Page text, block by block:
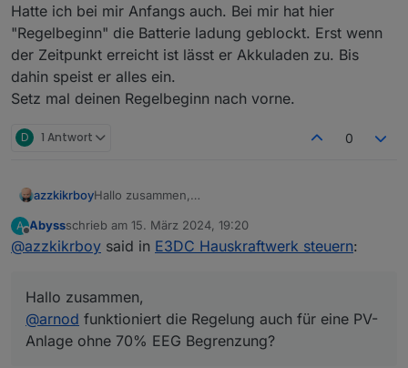
macht er es schon wieder. Akku bei 0% und er
speist 300 Watt lieber ins Netz als in den Akku. :/
Update:
Scheinbar ist es ein Bug bei 0% Akku. Schaltet man
die Regelung ab und bei 1% Akku wieder ein,
funktioniert es wieder… Das macht das ganze nur
für mich leider jetzt unbrauchbar :(
Hatte ich bei mir Anfangs auch. Bei mir hat hier
"Regelbeginn" die Batterie ladung geblockt. Erst wenn
der Zeitpunkt erreicht ist lässt er Akkuladen zu. Bis
dahin speist er alles ein.
Setz mal deinen Regelbeginn nach vorne.
D 1 Antwort 0
azzkikrboyHallo zusammen,
Anlage ohne 70% EEG Begrenzung?
A
Offline
Abyssschrieb am 15. März 2024, 19:20
zuletzt editiert von
@azzkikrboy said in E3DC Hauskraftwerk steuern:
Hallo zusammen,
@arnod funktioniert die Regelung auch für eine PV-
Anlage ohne 70% EEG Begrenzung?